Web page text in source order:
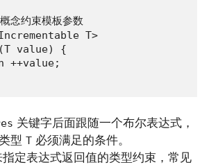
约束模板参数
T>
value) {
++value;
关键字后面跟随一个布尔表达式，
型 T 必须满足的条件。
指定表达式返回值的类型约束，常见